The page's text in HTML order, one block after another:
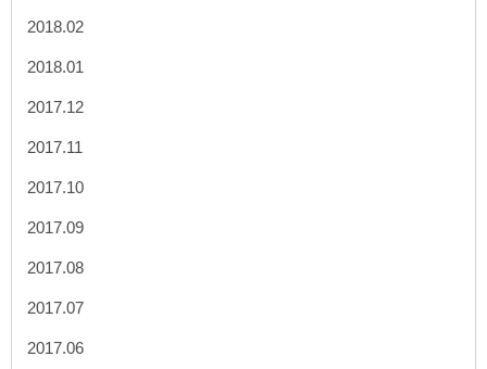
2018.02
2018.01
2017.12
2017.11
2017.10
2017.09
2017.08
2017.07
2017.06